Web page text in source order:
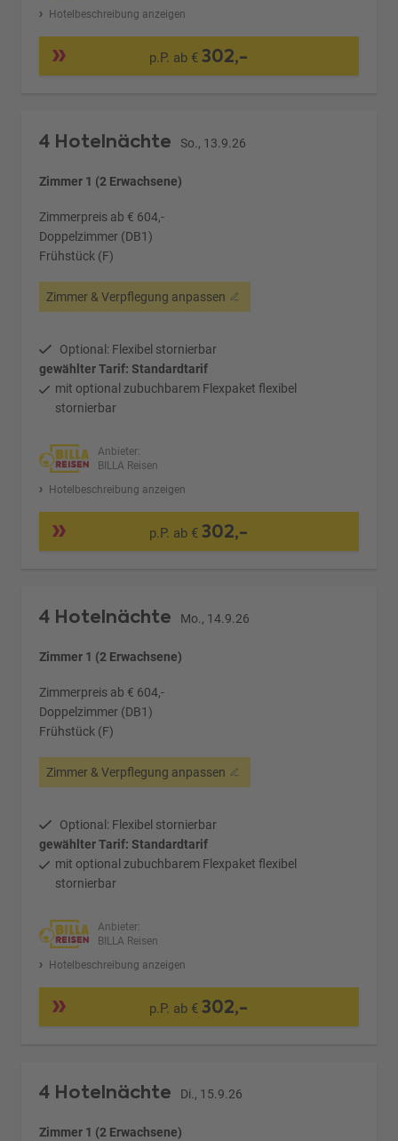
Hotelbeschreibung anzeigen
p.P. ab €302,-
4 Hotelnächte So., 13.9.26
Zimmer 1 (2 Erwachsene)
Zimmerpreis ab € 604,-
Doppelzimmer (DB1)
Frühstück (F)
Zimmer & Verpflegung anpassen
Optional: Flexibel stornierbar
gewählter Tarif: Standardtarif
mit optional zubuchbarem Flexpaket flexibel
stornierbar
Anbieter:
BILLA Reisen
Hotelbeschreibung anzeigen
p.P. ab €302,-
4 Hotelnächte Mo., 14.9.26
Zimmer 1 (2 Erwachsene)
Zimmerpreis ab € 604,-
Doppelzimmer (DB1)
Frühstück (F)
Zimmer & Verpflegung anpassen
Optional: Flexibel stornierbar
gewählter Tarif: Standardtarif
mit optional zubuchbarem Flexpaket flexibel
stornierbar
Anbieter:
BILLA Reisen
Hotelbeschreibung anzeigen
p.P. ab €302,-
4 Hotelnächte Di., 15.9.26
Zimmer 1 (2 Erwachsene)